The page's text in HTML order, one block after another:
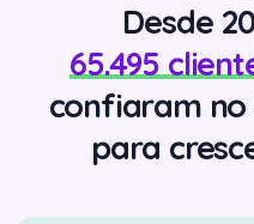
Desde
65.495
confiaram no
para